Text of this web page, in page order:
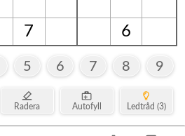
7 6
5 6 7 8 9
Radera Autofyll Ledtråd (3)